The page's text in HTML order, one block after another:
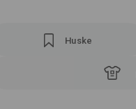
Huske